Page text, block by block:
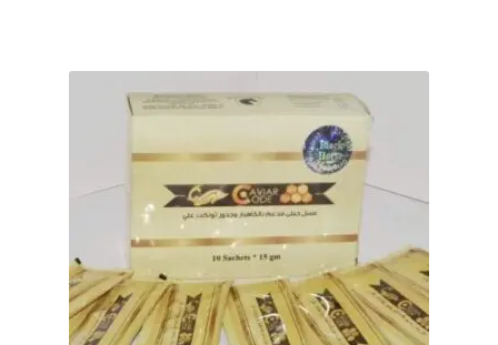
كاندم سيليكون
لانجيري مثير
منتجات الانتصاب
منتجات خاصة بالزوج